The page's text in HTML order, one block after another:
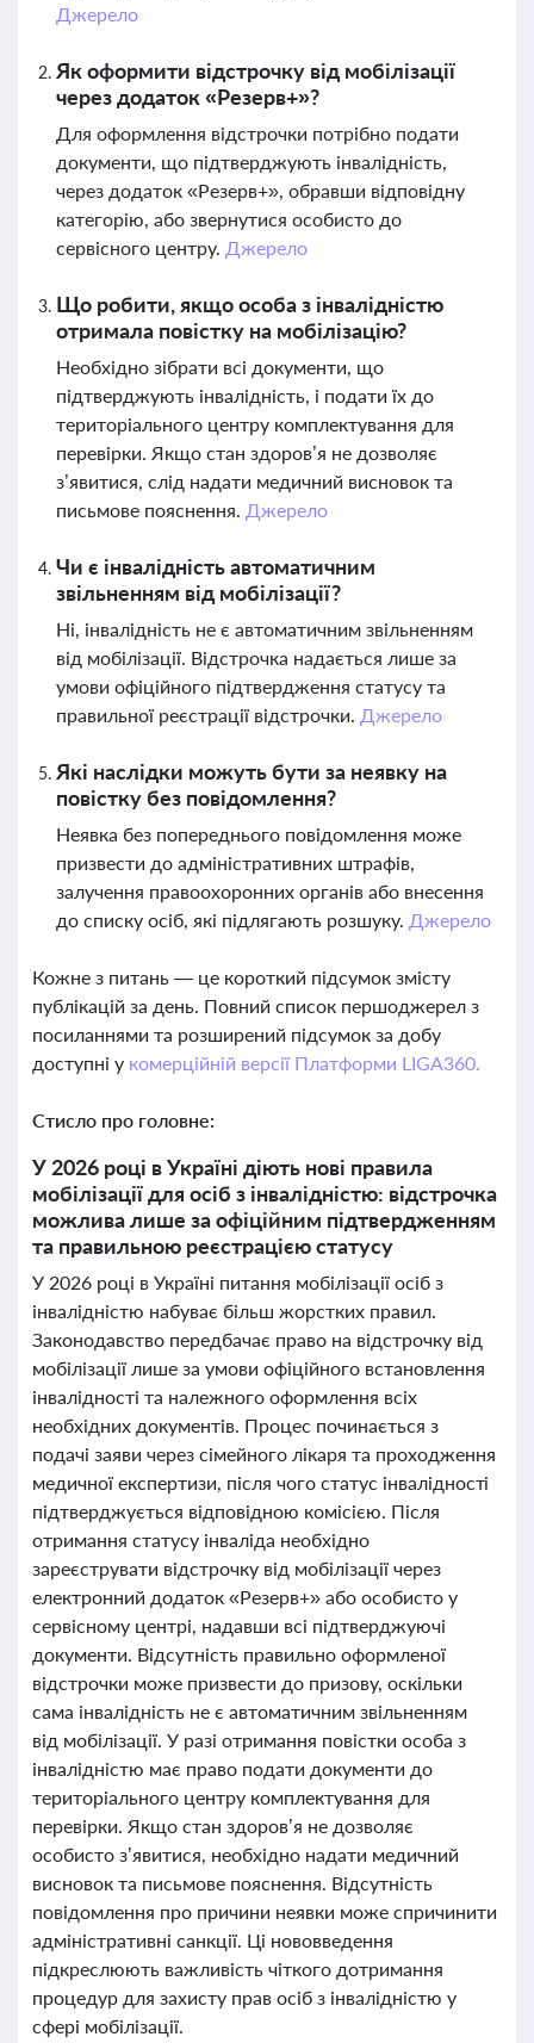
Джерело
Як оформити відстрочку від мобілізації
через додаток «Резерв+»?
Для оформлення відстрочки потрібно подати
документи, що підтверджують інвалідність,
через додаток «Резерв+», обравши відповідну
категорію, або звернутися особисто до
сервісного центру. Джерело
Що робити, якщо особа з інвалідністю
отримала повістку на мобілізацію?
Необхідно зібрати всі документи, що
підтверджують інвалідність, і подати їх до
територіального центру комплектування для
перевірки. Якщо стан здоров’я не дозволяє
з’явитися, слід надати медичний висновок та
письмове пояснення. Джерело
Чи є інвалідність автоматичним
звільненням від мобілізації?
Ні, інвалідність не є автоматичним звільненням
від мобілізації. Відстрочка надається лише за
умови офіційного підтвердження статусу та
правильної реєстрації відстрочки. Джерело
Які наслідки можуть бути за неявку на
повістку без повідомлення?
Неявка без попереднього повідомлення може
призвести до адміністративних штрафів,
залучення правоохоронних органів або внесення
до списку осіб, які підлягають розшуку. Джерело
Кожне з питань — це короткий підсумок змісту
публікацій за день. Повний список першоджерел з
посиланнями та розширений підсумок за добу
доступні у комерційній версії Платформи LIGA360.
Стисло про головне:
У 2026 році в Україні діють нові правила
мобілізації для осіб з інвалідністю: відстрочка
можлива лише за офіційним підтвердженням
та правильною реєстрацією статусу
У 2026 році в Україні питання мобілізації осіб з
інвалідністю набуває більш жорстких правил.
Законодавство передбачає право на відстрочку від
мобілізації лише за умови офіційного встановлення
інвалідності та належного оформлення всіх
необхідних документів. Процес починається з
подачі заяви через сімейного лікаря та проходження
медичної експертизи, після чого статус інвалідності
підтверджується відповідною комісією. Після
отримання статусу інваліда необхідно
зареєструвати відстрочку від мобілізації через
електронний додаток «Резерв+» або особисто у
сервісному центрі, надавши всі підтверджуючі
документи. Відсутність правильно оформленої
відстрочки може призвести до призову, оскільки
сама інвалідність не є автоматичним звільненням
від мобілізації. У разі отримання повістки особа з
інвалідністю має право подати документи до
територіального центру комплектування для
перевірки. Якщо стан здоров’я не дозволяє
особисто з’явитися, необхідно надати медичний
висновок та письмове пояснення. Відсутність
повідомлення про причини неявки може спричинити
адміністративні санкції. Ці нововведення
підкреслюють важливість чіткого дотримання
процедур для захисту прав осіб з інвалідністю у
сфері мобілізації.